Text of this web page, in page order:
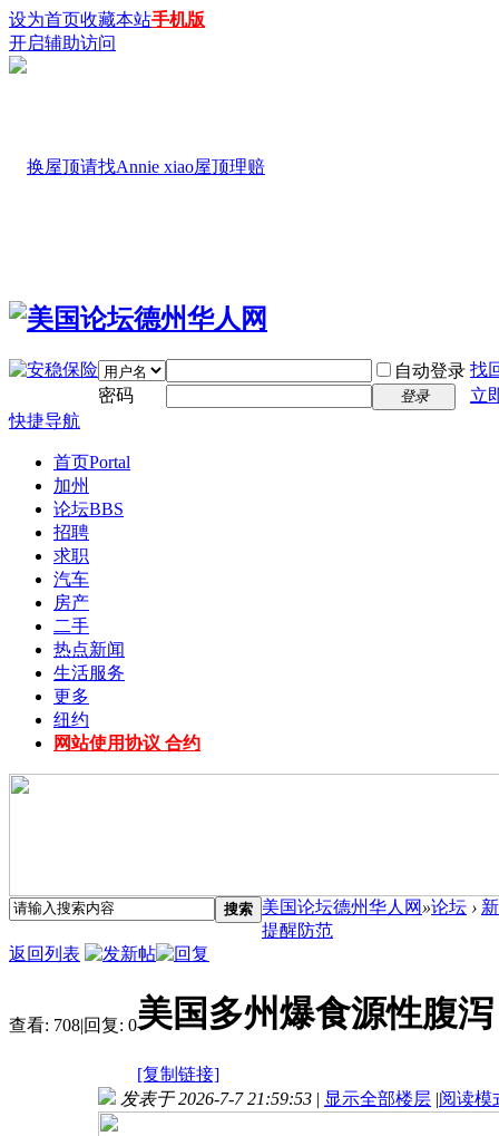
设为首页收藏本站手机版
开启辅助访问
自动登录 找
密码
登录
立
快捷导航
首页Portal
加州
论坛BBS
招聘
求职
汽车
房产
二手
热点新闻
生活服务
更多
纽约
网站使用协议 合约
搜索 美国论坛德州华人网 »论坛 ›
提醒防范
返回列表
查看: 708|回复: 0美国多州爆食源性腹
[复制链接]
发表于 2026-7-7 21:59:53 | 显示全部楼层 |阅读模